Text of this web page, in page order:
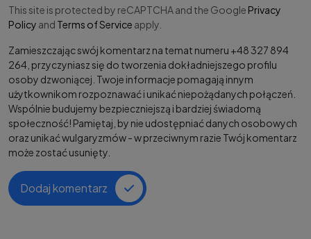
This site is protected by reCAPTCHA and the Google Privacy
Policy and Terms of Service apply.
Zamieszczając swój komentarz na temat numeru +48 327 894
264, przyczyniasz się do tworzenia dokładniejszego profilu
osoby dzwoniącej. Twoje informacje pomagają innym
użytkownikom rozpoznawać i unikać niepożądanych połączeń.
Wspólnie budujemy bezpieczniejszą i bardziej świadomą
społeczność! Pamiętaj, by nie udostępniać danych osobowych
oraz unikać wulgaryzmów - w przeciwnym razie Twój komentarz
może zostać usunięty.
Dodaj komentarz